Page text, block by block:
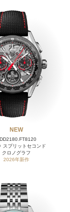
NEW
スプリットセコンド
クロノグラフ
2026年新作